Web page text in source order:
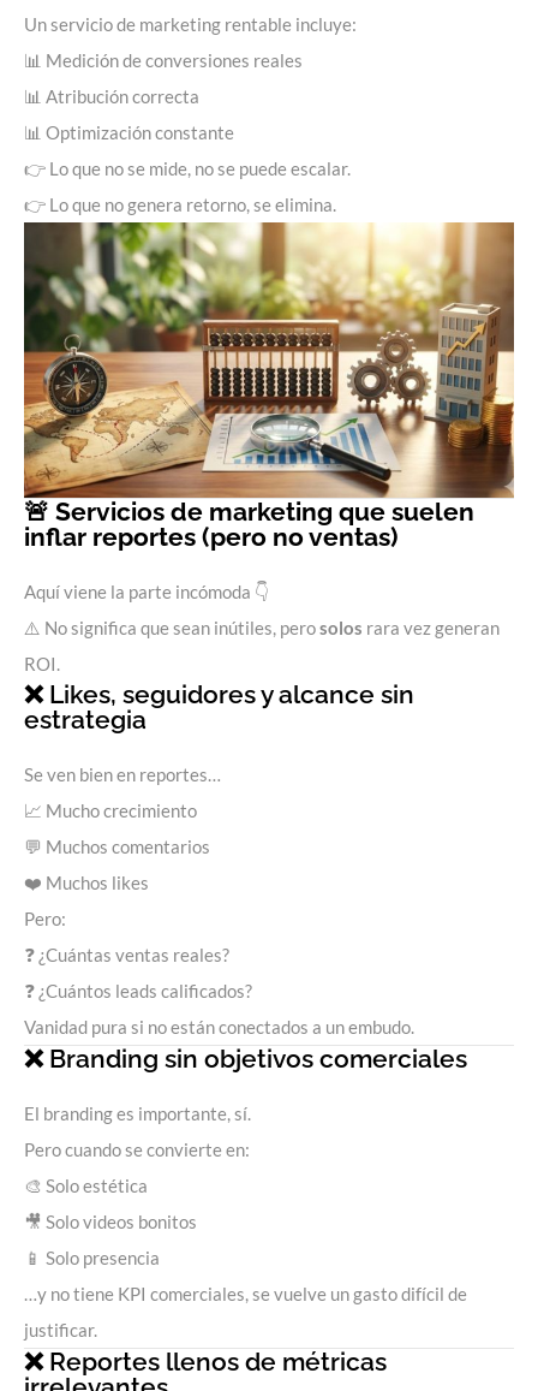
Un servicio de marketing rentable incluye:
📊 Medición de conversiones reales
📊 Atribución correcta
📊 Optimización constante
👉 Lo que no se mide, no se puede escalar.
👉 Lo que no genera retorno, se elimina.
🚨 Servicios de marketing que suelen
inflar reportes (pero no ventas)
Aquí viene la parte incómoda 👇
⚠️ No significa que sean inútiles, perosolos rara vez generan
ROI.
❌ Likes, seguidores y alcance sin
estrategia
Se ven bien en reportes…
📈 Mucho crecimiento
💬 Muchos comentarios
❤️ Muchos likes
Pero:
❓ ¿Cuántas ventas reales?
❓ ¿Cuántos leads calificados?
Vanidad pura si no están conectados a un embudo.
❌ Branding sin objetivos comerciales
El branding es importante, sí.
Pero cuando se convierte en:
🎨 Solo estética
🎥 Solo videos bonitos
📱 Solo presencia
…y no tiene KPI comerciales, se vuelve un gasto difícil de
justificar.
❌ Reportes llenos de métricas